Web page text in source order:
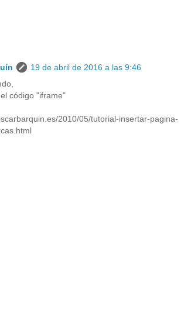
19 de abril de 2016 a las 9:46
código "iframe"
2010/05/tutorial-insertar-pagina-